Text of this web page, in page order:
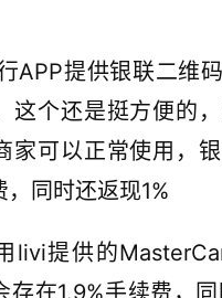
APP提供银联二维
这个还是挺方便的
家可以正常使用，
，同时还返现1%
livi提供的
存在1.9%手续费，